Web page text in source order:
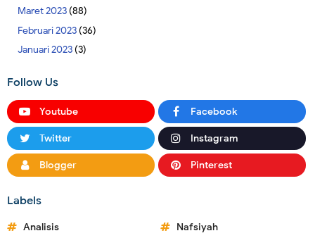
Maret 2023(88)
Februari 2023(36)
Januari 2023(3)
Follow Us
Youtube Facebook
Twitter Instagram
Blogger Pinterest
Labels
Analisis
Nafsiyah